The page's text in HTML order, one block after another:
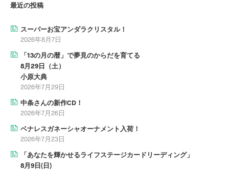
最近の投稿
スーパーお宝アンダラクリスタル！
2026年8月7日
「13の月の暦」で夢見のからだを育てる
8月29日（土）
小原大典
2026年7月29日
中条さんの新作CD！
2026年7月26日
ベナレスガネーシャオーナメント入荷！
2026年7月23日
「あなたを輝かせるライフステージカードリーディング」
8月9日(日)